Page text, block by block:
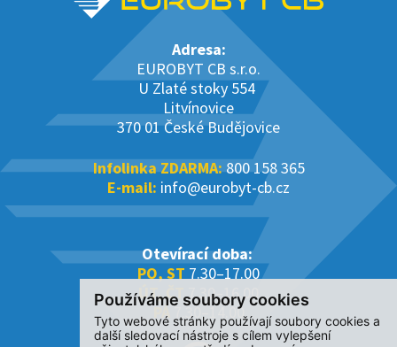
Používáme soubory cookies
Tyto webové stránky používají soubory cookies a
další sledovací nástroje s cílem vylepšení
Adresa:
EUROBYT CB s.r.o.
U Zlaté stoky 554
Litvínovice
370 01 České Budějovice
Infolinka ZDARMA:800 158 365
E-mail: info@eurobyt-cb.cz
Otevírací doba:
PO, ST 7.30–17.00
ÚT, ČT7.30–16.00
PÁ7.30–14.00